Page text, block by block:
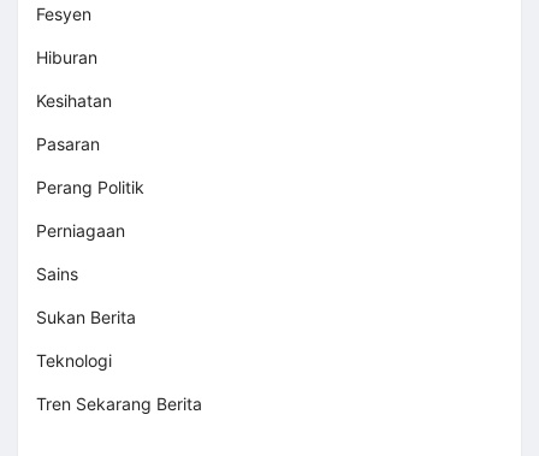
Fesyen
Hiburan
Kesihatan
Pasaran
Perang Politik
Perniagaan
Sains
Sukan Berita
Teknologi
Tren Sekarang Berita